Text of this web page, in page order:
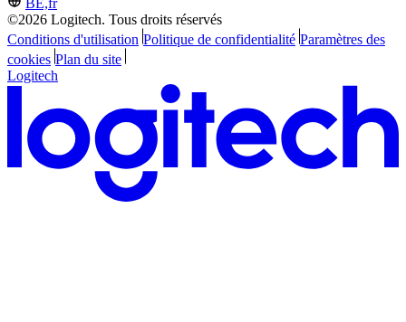
©2026 Logitech. Tous droits réservés
Conditions d'utilisation Politique de confidentialité Paramètres des
cookies Plan du site
Logitech